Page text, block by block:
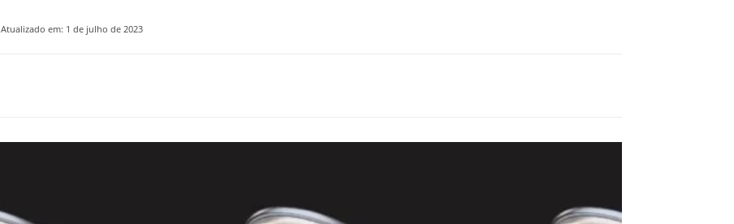
Atualizado em: 1 de julho de 2023